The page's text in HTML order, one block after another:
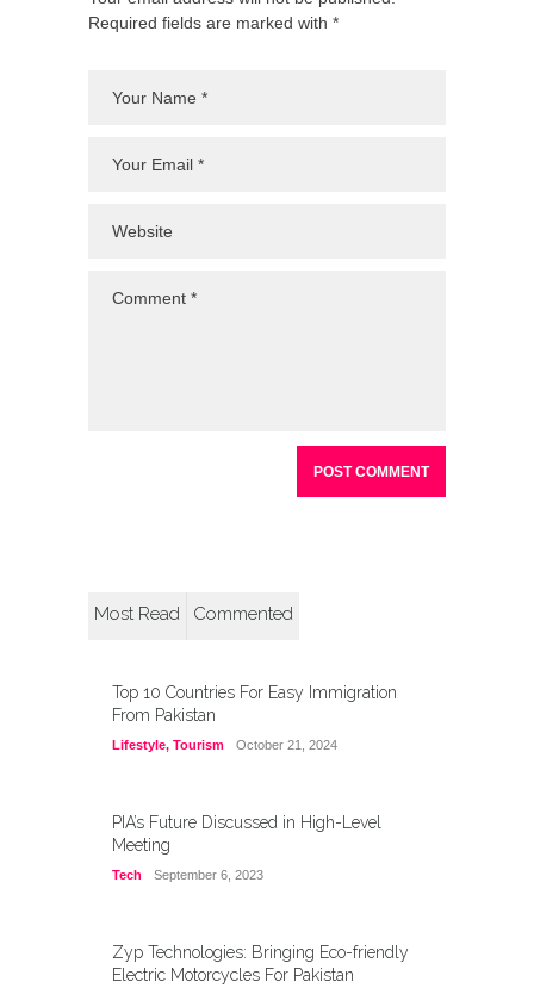
Required fields are marked with *
Most Read Commented
Top 10 Countries For Easy Immigration
From Pakistan
Lifestyle, Tourism October 21, 2024
PIA’s Future Discussed in High-Level
Meeting
Tech September 6, 2023
Zyp Technologies: Bringing Eco-friendly
Electric Motorcycles For Pakistan